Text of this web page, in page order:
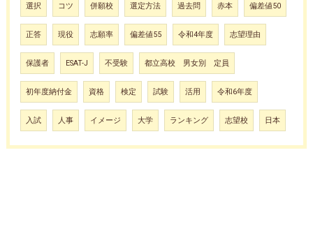
選択 コツ 併願校 選定方法 過去問 赤本 偏差値50
正答 現役 志願率 偏差値55 令和4年度 志望理由
保護者 ESAT-J 不受験 都立高校 男女別 定員
初年度納付金 資格 検定 試験 活用 令和6年度
入試 人事 イメージ 大学 ランキング 志望校 日本